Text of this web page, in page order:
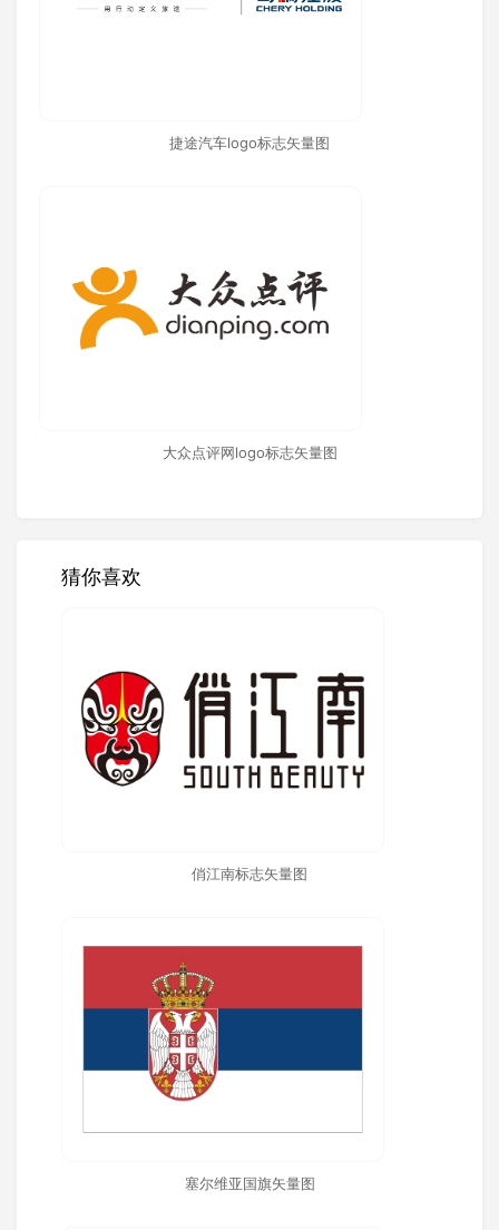
捷途汽车logo标志矢量图
大众点评网logo标志矢量图
猜你喜欢
俏江南标志矢量图
塞尔维亚国旗矢量图